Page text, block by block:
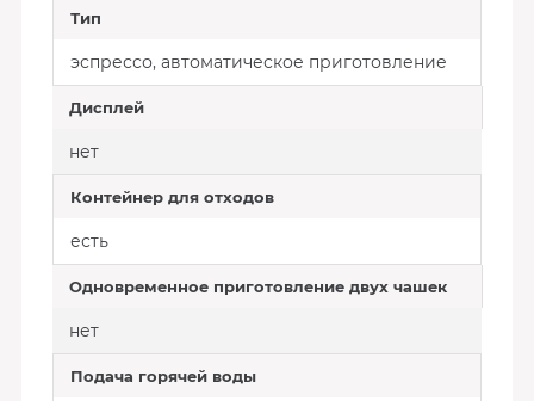
Тип
эспрессо, автоматическое приготовление
Дисплей
нет
Контейнер для отходов
есть
Одновременное приготовление двух чашек
нет
Подача горячей воды